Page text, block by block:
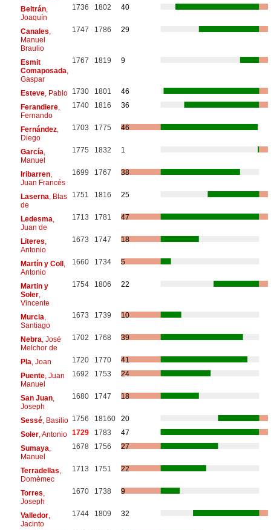
Beltrán,
Joaquín
1736 1802 40
Canales
Manuel
Braulio
1747 1786 29
Esmit
Comaposada
Gaspar
1767 1819 9
Esteve, Pablo 1730 1801
46
Ferandiere,
Fernando
1740 1816 36
Fernández,
Diego
1703 1775 46
García
Manuel
1775 1832 1
Iribarren,
Juan Francés
1699 1767 38
Laserna , Blas
de
1751 1816 25
Ledesma
Juan de
1713 1781 47
Literes
Antonio
1673 1747 18
Martín y Coll,
Antonio
1660 1734 5
Martin y
Soler,
Vincente
1754 1806 22
Murcia
Santiago
1673 1739 10
Nebra , José
Melchor de
1702 1768 39
Pla , Joan 1720 1770
41
Puente, Juan
Manuel
1692 1753 24
San Juan,
Joseph
1680 1747 18
Sessé, Basilio 1756 18160
20
Soler, Antonio 1729 1783
47
Sumaya
Manuel
1678 1756 27
Terradellas
Domèmec
1713 1751 22
Torres
Joseph
1670 1738 9
Valledor,
Jacinto
1744 1809 32